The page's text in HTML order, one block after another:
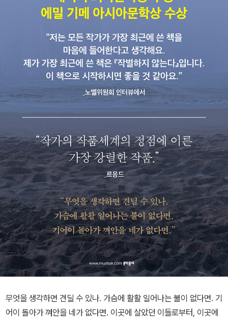
무엇을 생각하면 견딜 수 있나. 가슴에 활활 일어나는 불이 없다면. 기
어이 돌아가 껴안을 네가 없다면. 이곳에 살았던 이들로부터, 이곳에